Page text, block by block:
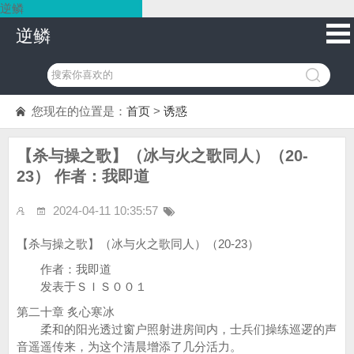
逆鳞
逆鳞
您现在的位置是： 首页 > 诱惑
【杀与操之歌】（冰与火之歌同人）（20-
23） 作者：我即道
2024-04-11 10:35:57
【杀与操之歌】（冰与火之歌同人）（20-23）
作者：我即道
发表于ＳＩＳ００１
第二十章 炙心寒冰
柔和的阳光透过窗户照射进房间内，士兵们操练巡逻的声
音遥遥传来，为这个清晨增添了几分活力。